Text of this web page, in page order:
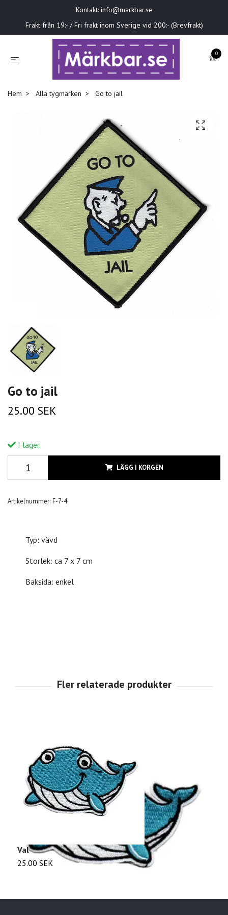
Kontakt: info@markbar.se
Frakt från 19:- / Fri frakt inom Sverige vid 200:- (Brevfrakt)
0
Hem Alla tygmärken Go to jail
Go to jail
25.00 SEK
I lager.
LÄGG I KORGEN
Artikelnummer: F-7-4
Typ: vävd
Storlek: ca 7 x 7 cm
Baksida: enkel
Val
25.00 SEK